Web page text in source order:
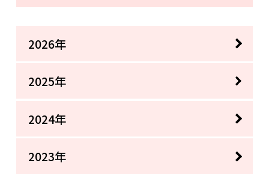
2026年
2025年
2024年
2023年